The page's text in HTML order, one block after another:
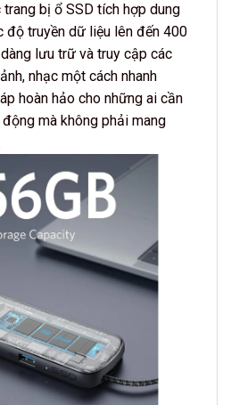
bị ổ SSD tích hợp dung
độ truyền dữ liệu lên đến 400
lưu trữ và truy cập các
nhạc một cách nhanh
hoàn hảo cho những ai cần
mà không phải mang